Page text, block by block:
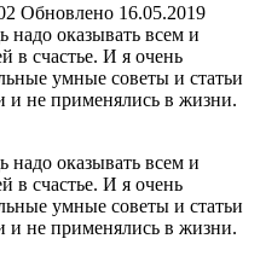
Обновлено 16.05.2019
надо оказывать всем и
в счастье. И я очень
умные советы и статьи
и не применялись в жизни.
надо оказывать всем и
в счастье. И я очень
умные советы и статьи
и не применялись в жизни.